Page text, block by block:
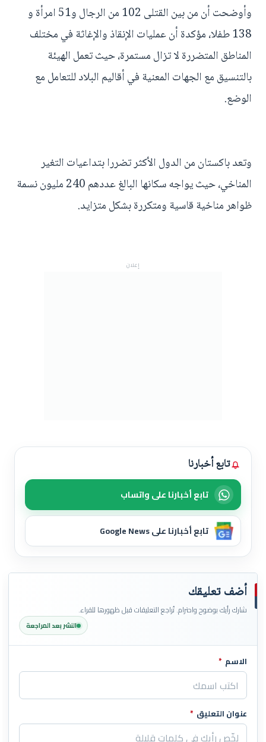
وأوضحت أن من بين القتلى 102 من الرجال و51 امرأة و
138 طفلا، مؤكدة أن عمليات الإنقاذ والإغاثة في مختلف
المناطق المتضررة لا تزال مستمرة، حيث تعمل الهيئة
بالتنسيق مع الجهات المعنية في أقاليم البلاد للتعامل مع
الوضع.
وتعد باكستان من الدول الأكثر تضررا بتداعيات التغير
المناخي، حيث يواجه سكانها البالغ عددهم 240 مليون نسمة
ظواهر مناخية قاسية ومتكررة بشكل متزايد.
إعلان
تابع أخبارنا
تابع أخبارنا على واتساب
تابع أخبارنا على Google News
أضف تعليقك
شارك رأيك بوضوح واحترام. تُراجع التعليقات قبل ظهورها للقراء.
النشر بعد المراجعة
اترك هذا الحقل فارغاً
الاسم *
عنوان التعليق *